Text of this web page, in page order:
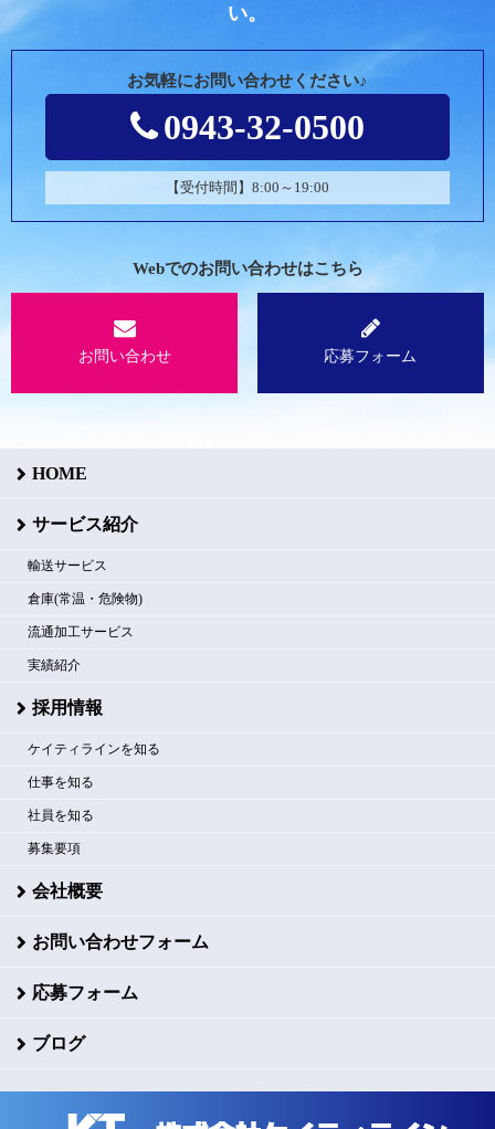
い。
お気軽にお問い合わせください♪
0943-32-0500
【受付時間】8:00～19:00
Webでのお問い合わせはこちら
お問い合わせ 応募フォーム
HOME
サービス紹介
輸送サービス
倉庫(常温・危険物)
流通加工サービス
実績紹介
採用情報
ケイティラインを知る
仕事を知る
社員を知る
募集要項
会社概要
お問い合わせフォーム
応募フォーム
ブログ